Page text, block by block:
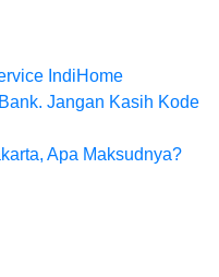
IndiHome
Jangan Kasih Kode
Apa Maksudnya?